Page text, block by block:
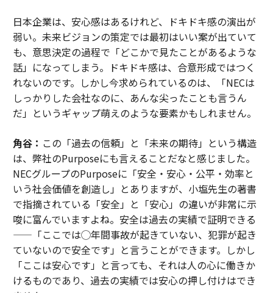
日本企業は、安心感はあるけれど、ドキドキ感の演出が
弱い。未来ビジョンの策定では最初はいい案が出ていて
も、意思決定の過程で「どこかで見たことがあるような
話」になってしまう。ドキドキ感は、合意形成ではつく
れないのです。しかし今求められているのは、「NECは
しっかりした会社なのに、あんな尖ったことも言うん
だ」というギャップ萌えのような要素かもしれません。
角谷： この「過去の信頼」と「未来の期待」という構造
は、弊社のPurposeにも言えることだなと感じました。
NECグループのPurposeに「安全・安心・公平・効率と
いう社会価値を創造し」とありますが、小塩先生の著書
で指摘されている「安全」と「安心」の違いが非常に示
唆に富んでいますよね。安全は過去の実績で証明できる
——「ここでは◯年間事故が起きていない、犯罪が起き
ていないので安全です」と言うことができます。しかし
「ここは安心です」と言っても、それは人の心に働きか
けるものであり、過去の実績では安心の押し付けはでき